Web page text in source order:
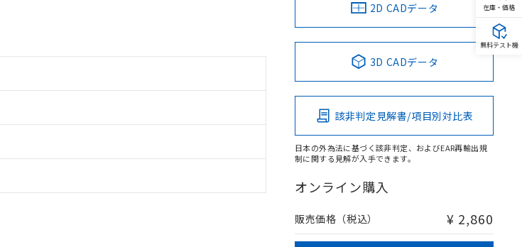
2D CADデータ
3D CADデータ
該非判定見解書/項目別対比表
日本の外為法に基づく該非判定、およびEAR再輸出規
制に関する見解が入手できます。
オンライン購入
販売価格（税込） ¥ 2,860
在庫・価格
無料テスト機